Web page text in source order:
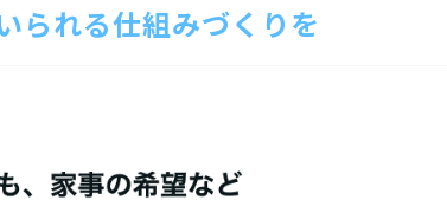
られる仕組みづくりを